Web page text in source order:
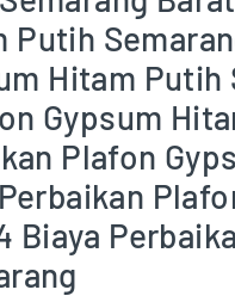
Putih
Hitam Putih
Gypsum
Plafon
Biaya